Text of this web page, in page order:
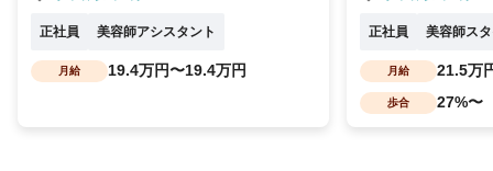
正社員 美容師アシスタント
月給 19.4万円〜19.4万円
正社員 美容師ス
月給 21.5万
歩合 27%〜